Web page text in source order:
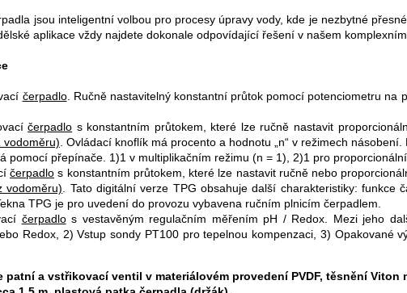
jsou inteligentní volbou pro procesy úpravy vody, kde je nezbytné
aplikace vždy najdete dokonale odpovídající řešení v našem
čerpadlo. Ručně nastavitelný konstantní průtok pomocí potenciometru
čerpadlo s konstantním průtokem, které lze ručně nastavit
vodoměru) . Ovládací knoflík má procento a hodnotu „n“ v režimech
pomocí přepínače. 1)1 v multiplikačním režimu (n = 1), 2)1 pro
čerpadlo s konstantním průtokem, které lze nastavit ručně nebo
vodoměru) . Tato digitální verze TPG obsahuje další charakteristiky:
TPG je pro uvedení do provozu vybavena ručním plnicím čerpadlem.
čerpadlos vestavěným regulačním měřením pH / Redox. Mezi jeho
Redox, 2) Vstup sondy PT100 pro tepelnou kompenzaci, 3) Opakované
a vstřikovací ventil v materiálovém provedení PVDF, těsnění Viton